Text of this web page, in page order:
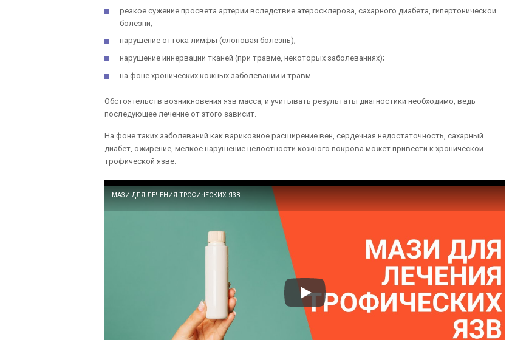
резкое сужение просвета артерий вследствие атеросклероза, сахарного диабета, гипертонической
болезни;
нарушение оттока лимфы (слоновая болезнь);
нарушение иннервации тканей (при травме, некоторых заболеваниях);
на фоне хронических кожных заболеваний и травм.
Обстоятельств возникновения язв масса, и учитывать результаты диагностики необходимо, ведь
последующее лечение от этого зависит.
На фоне таких заболеваний как варикозное расширение вен, сердечная недостаточность, сахарный
диабет, ожирение, мелкое нарушение целостности кожного покрова может привести к хронической
трофической язве.
МАЗИ ДЛЯ ЛЕЧЕНИЯ ТРОФИЧЕСКИХ ЯЗВ